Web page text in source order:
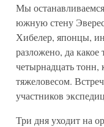
Мы
южную стену
Хибелер, японцы,
разложено, да
четырнадцать тонн,
тяжеловесом.
участников
Три дня уходит на